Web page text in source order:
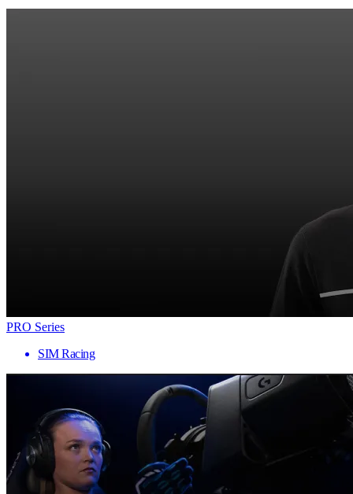
PRO Series
SIM Racing